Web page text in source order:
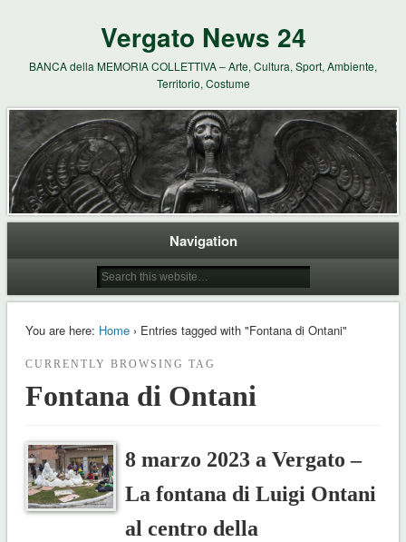
Vergato News 24
BANCA della MEMORIA COLLETTIVA – Arte, Cultura, Sport, Ambiente,
Territorio, Costume
Navigation
You are here: Home› Entries tagged with "Fontana di Ontani"
CURRENTLY BROWSING TAG
Fontana di Ontani
8 marzo 2023 a Vergato –
La fontana di Luigi Ontani
al centro della